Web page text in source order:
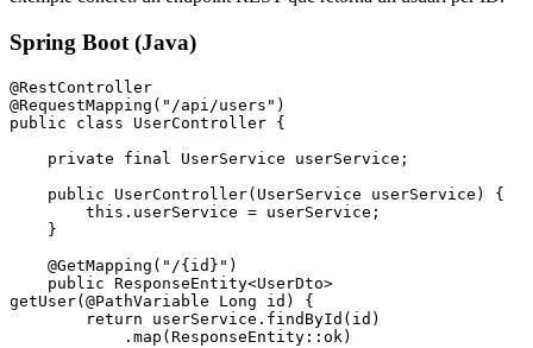
Spring Boot (Java)
@RestController
@RequestMapping ( "/api/users" )
public class UserController {
    private
final UserService userService;
    public
UserController( UserService userService) {
        this
. userService = userService;
    }
    @
GetMapping ( "/{id}" )
    public
ResponseEntity<UserDto
getUser(@PathVariable Long id) {
        return
userService . findById (id)
            .
map (ResponseEntity :: ok)